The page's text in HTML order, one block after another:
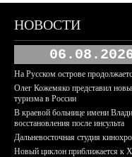
НОВОСТИ
На Русском острове
Олег Кожемяко представил
туризма в России
В краевой больнице имени
восстановления после инсульта
Дальневосточная студия
Новый циклон приближается к